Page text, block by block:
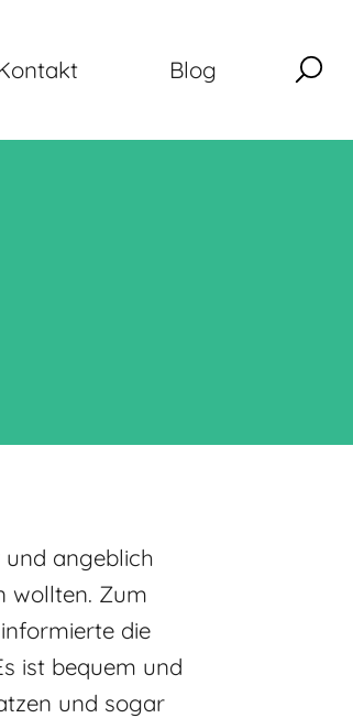
Blog
angeblich
wollten. Zum
die
ist bequem und
und sogar